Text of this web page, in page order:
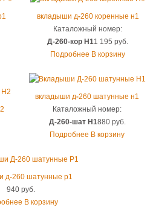
вкладыши д-260 коренные н1
Каталожный номер:
Д-260-кор Н11 195 руб.
Подробнее В корзину
вкладыши д-260 шатунные н1
Каталожный номер:
Д-260-шат Н1880 руб.
Подробнее В корзину
д-260 шатунные р1
940 руб.
В корзину